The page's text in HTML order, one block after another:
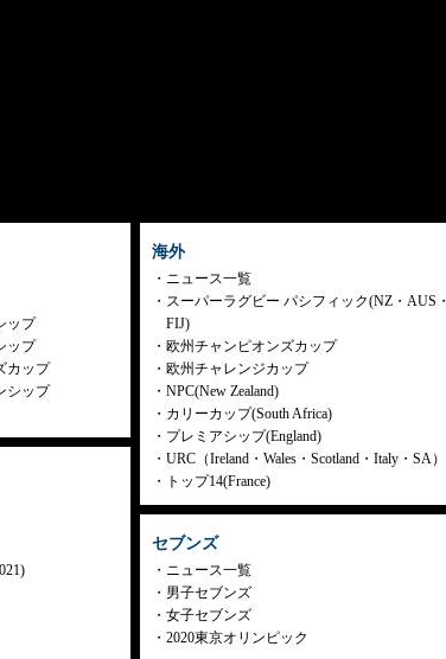
ップ
ップ
カップ
シップ
海外
ニュース一覧
スーパーラグビー パシフィック(NZ・AUS・
FIJ)
欧州チャンピオンズカップ
欧州チャレンジカップ
NPC(New Zealand)
カリーカップ(South Africa)
プレミアシップ(England)
URC（Ireland・Wales・Scotland・Italy・SA）
トップ14(France)
セブンズ
ニュース一覧
男子セブンズ
女子セブンズ
2020東京オリンピック